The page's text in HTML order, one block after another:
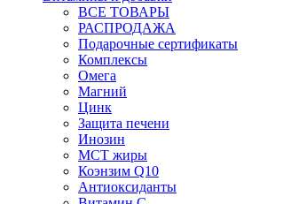
ВСЕ ТОВАРЫ
РАСПРОДАЖА
Подарочные сертификаты
Комплексы
Омега
Магний
Цинк
Защита печени
Инозин
МСТ жиры
Коэнзим Q10
Антиоксиданты